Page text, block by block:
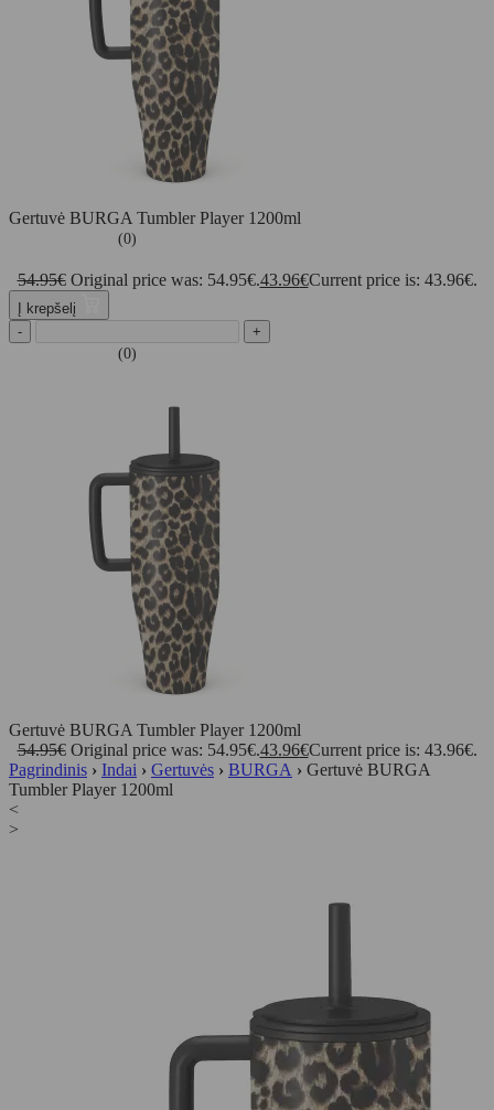
Gertuvė BURGA Tumbler Player 1200ml
(0)
54.95€ Original price was: 54.95€.43.96€Current price is: 43.96€.
Į krepšelį
-
+
(0)
Gertuvė BURGA Tumbler Player 1200ml
54.95€ Original price was: 54.95€.43.96€Current price is: 43.96€.
Pagrindinis › Indai › Gertuvės › BURGA › Gertuvė BURGA
Tumbler Player 1200ml
<
>